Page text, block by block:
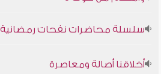
سلسلة محاضرات نفحات رمضانية 1444هـ
أخلاقنا أصالة ومعاصرة